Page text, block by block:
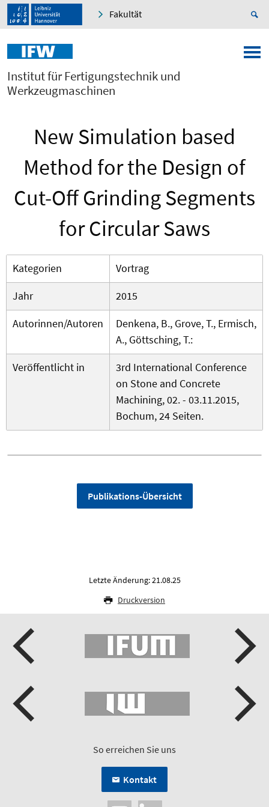
Fakultät
Institut für Fertigungstechnik und
Werkzeugmaschinen
New Simulation based
Method for the Design of
Cut-Off Grinding Segments
for Circular Saws
Kategorien
Vortrag
Jahr
2015
Autorinnen/Autoren
Denkena, B., Grove, T., Ermisch,
A., Göttsching, T.:
Veröffentlicht in
3rd International Conference
on Stone and Concrete
Machining, 02. - 03.11.2015,
Bochum, 24 Seiten.
Publikations-Übersicht
Letzte Änderung: 21.08.25
Druckversion
So erreichen Sie uns
Kontakt